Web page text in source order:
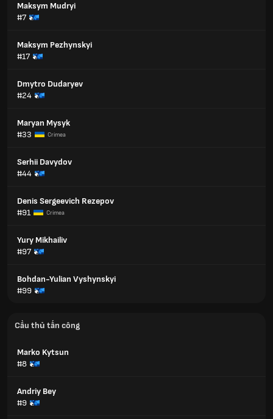
Maksym Mudryi
#7
Maksym Pezhynskyi
#17
Dmytro Dudaryev
#24
Maryan Mysyk
#33
Crimea
Serhii Davydov
#44
Denis Sergeevich Rezepov
#91
Crimea
Yury Mikhailiv
#97
Bohdan-Yulian Vyshynskyi
#99
Cầu thủ tấn công
Marko Kytsun
#8
Andriy Bey
#9